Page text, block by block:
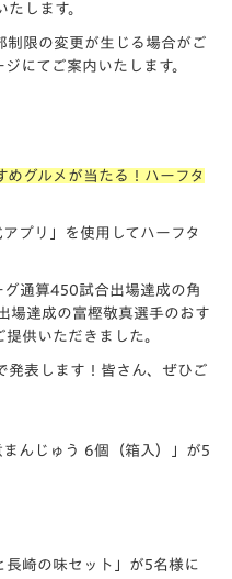
します。
制限の変更が生じる場合がご
にてご案内いたします。
グルメが当たる！ハーフタ
プリ」を使用してハーフタ
グ通算450試合出場達成の角
場達成の富樫敬真選手のおす
供いただきました。
発表します！皆さん、ぜひご
んじゅう 6個（箱入）」が5
長崎の味セット」が5名様に